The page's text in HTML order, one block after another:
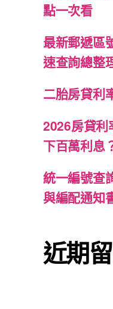
點一次看
最新郵遞區
速查詢總整
二胎房貸利
2026房貸利
下百萬利息
統一編號查
與編配通知
近期